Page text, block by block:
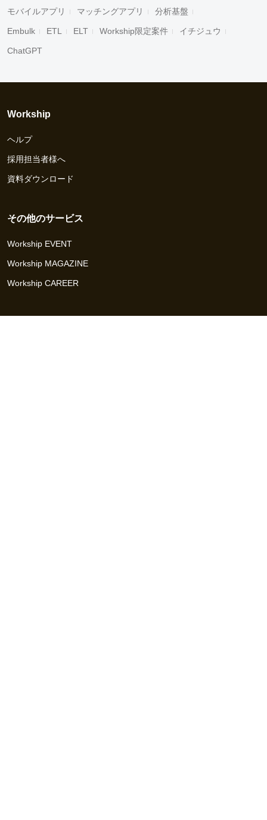
モバイルアプリ マッチングアプリ 分析基盤
Embulk ETL ELT Workship限定案件 イチジュウ
ChatGPT
Workship
ヘルプ
採用担当者様へ
資料ダウンロード
その他のサービス
Workship EVENT
Workship MAGAZINE
Workship CAREER